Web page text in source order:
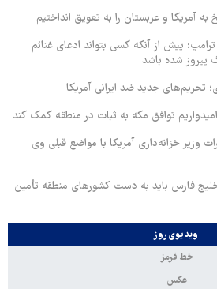
آمریکا و عربستان را به تعویق انداختیم
پیش از آنکه کسی بتواند ادعای غنائم
پیروز شده باشد
تحریم‌های جدید ضد ایرانی آمریکا
توافق مکه به ثبات در منطقه کمک کند
وزیر خزانه‌داری آمریکا با مواضع قبلی وی
فارس باید به دست کشورهای منطقه تأمین
ویدیوی روز
خط قرمز
عکس